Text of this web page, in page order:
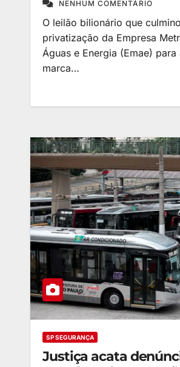
NENHUM COMENTÁRIO
O leilão bilionário que
privatização da Empresa
Águas e Energia (Emae) para
marca…
SP SEGURANÇA
Justiça acata